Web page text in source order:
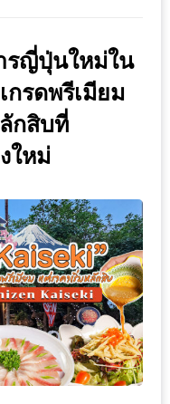
รญี่ปุ่นใหม่ใน
รดพรีเมียม
กสิบที่
ใหม่